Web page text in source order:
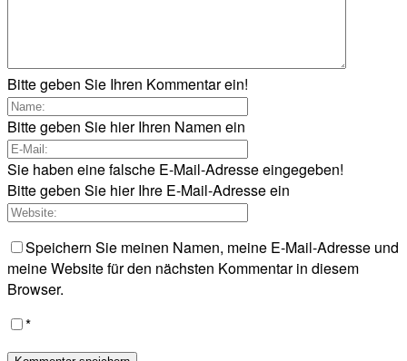
Bitte geben Sie Ihren Kommentar ein!
Bitte geben Sie hier Ihren Namen ein
Sie haben eine falsche E-Mail-Adresse eingegeben!
Bitte geben Sie hier Ihre E-Mail-Adresse ein
Speichern Sie meinen Namen, meine E-Mail-Adresse und
meine Website für den nächsten Kommentar in diesem
Browser.
*